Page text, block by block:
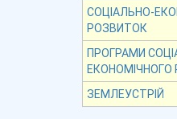
СОЦІАЛЬНО-
РОЗВИТОК
ПРОГРАМИ
ЗЕМЛЕУСТРІЙ